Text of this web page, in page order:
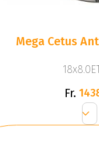
Mega Cetus
Fr.